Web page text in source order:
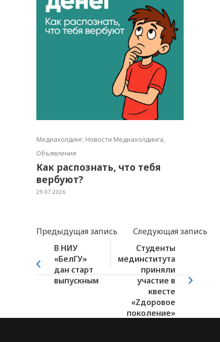
Медиахолдинг, Новости Медиахолдинга,
Объявления
Как распознать, что тебя
вербуют?
29.07.2026
Предыдущая запись
Следующая запись
В НИУ
«БелГУ»
дан старт
выпускным
Студенты
мединститута
приняли
участие в
квесте
«Zдоровое
поколение»